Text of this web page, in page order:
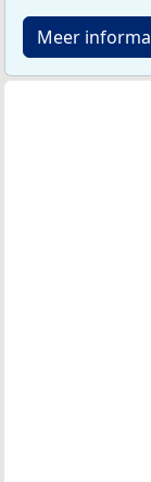
Meer